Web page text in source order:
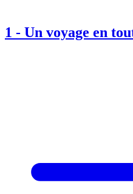
1 - Un voyage en